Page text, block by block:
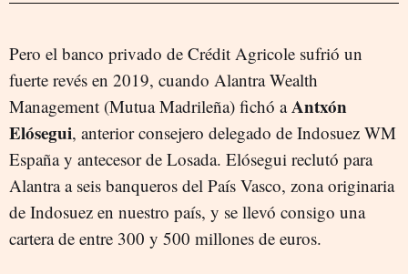
Pero el banco privado de Crédit Agricole sufrió un
fuerte revés en 2019, cuando Alantra Wealth
Management (Mutua Madrileña) fichó aAntxón
Elósegui, anterior consejero delegado de Indosuez WM
España y antecesor de Losada. Elósegui reclutó para
Alantra a seis banqueros del País Vasco, zona originaria
de Indosuez en nuestro país, y se llevó consigo una
cartera de entre 300 y 500 millones de euros.